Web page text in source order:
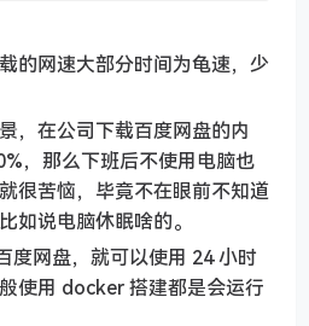
的网速大部分时间为龟速，少
，在公司下载百度网盘的内
，那么下班后不使用电脑也
很苦恼，毕竟不在眼前不知道
如说电脑休眠啥的。
度网盘，就可以使用 24 小时
使用 docker 搭建都是会运行